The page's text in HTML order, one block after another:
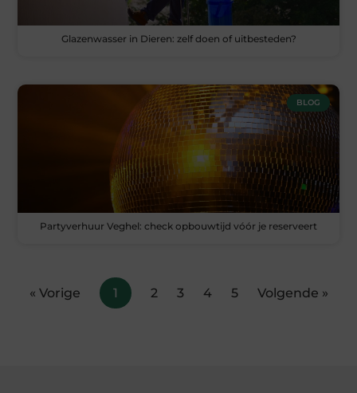
Glazenwasser in Dieren: zelf doen of uitbesteden?
BLOG
Partyverhuur Veghel: check opbouwtijd vóór je reserveert
« Vorige 1 2 3 4 5 Volgende »